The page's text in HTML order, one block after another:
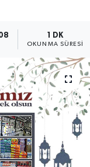
1 DK
OKUNMA SÜRESI